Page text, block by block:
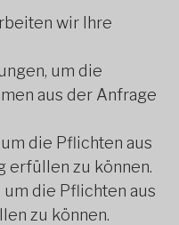
wir Ihre
um die
aus der Anfrage
die Pflichten aus
erfüllen zu können.
die Pflichten aus
zu können.